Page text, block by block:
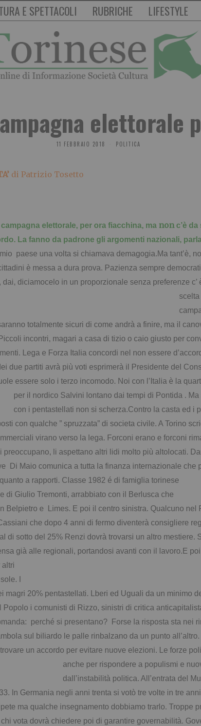
E SPETTACOLI RUBRICHE LIFESTYLE
elettorale
11 FEBBRAIO 2018 POLITICA
di Patrizio Tosetto
elettorale, per ora fiacchina, ma non c’è
La fanno da padrone gli argomenti nazionali,
paese una volta si chiamava demagogia.Ma tant’è,
è messa a dura prova. Pazienza sempre
diciamocelo in un proporzionale senza preferenze
scelta
totalmente sicuri di come andrà a finire, ma il
incontri, magari a casa di tizio o caio giusto per
Lega e Forza Italia concordi nel non essere
due partiti avrà più voti esprimerà il Presidente del
essere solo i terzo incomodo. Noi con l’Italia è la
per il nordico Salvini lontano dai tempi di Pontida .
con i pentastellati non si scherza.Contro la casta ed i
con qualche ” spruzzata” di societa civile. A Torino
virano verso la lega. Forconi erano e forconi
preoccupano, li aspettano altri lidi molto più altolocati.
Di Maio comunica a tutta la finanza internazionale che
a rapporti. Classe 1982 é di famiglia torinese
di Giulio Tremonti, arrabbiato con il Berlusca che
Belpietro e Limes. E poi il centro sinistra. Qualcuno nel
che dopo 4 anni di fermo diventerà consigliere
di sotto del 25% Renzi dovrà trovarsi un altro mestiere.
già alle regionali, portandosi avanti con il lavoro. E
altri
I
magri 20% pentastellati. Lberi ed Uguali da un minimo
i comunisti di Rizzo, sinistri di critica
perché si presentano? Forse la risposta sta nei
sul biliardo le palle rinbalzano da un punto
un accordo per evitare nuove elezioni. Le forze
anche per rispondere a populismi e
dall’instabilità politica. All’entrata del
In Germania negli anni trenta si votò tre volte in tre
ma qualche insegnamento dobbiamo trarlo. Troppe
chi vota dovrà chiedere poi di garantire governabilità.